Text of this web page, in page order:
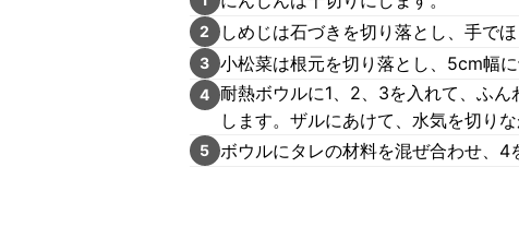
2 しめじは石づきを切り落とし、手でほ
3 小松菜は根元を切り落とし、5cm幅に
4 耐熱ボウルに1、2、3を入れて、ふ
します。ザルにあけて、水気を切りな
5 ボウルにタレの材料を混ぜ合わせ、4